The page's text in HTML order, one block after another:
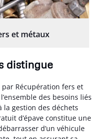
et métaux
distingue
Récupération fers et
des besoins liés
la gestion des déchets
d’épave constitue une
d’un véhicule